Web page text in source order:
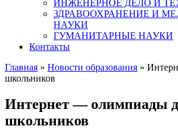
ИНЖЕНЕРНОЕ ДЕЛО И
ЗДРАВООХРАНЕНИЕ И
НАУКИ
ГУМАНИТАРНЫЕ НАУКИ
Контакты
Главная » Новости образования »
школьников
Интернет — олимпиады
школьников